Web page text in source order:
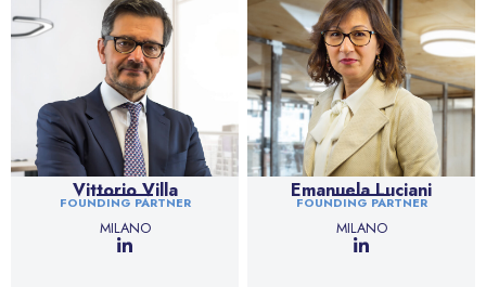
Vittorio Villa
FOUNDING PARTNER
MILANO
Emanuela Luciani
FOUNDING PARTNER
MILANO